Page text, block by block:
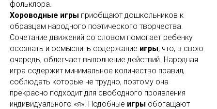
фольклора.
Хороводные игры приобщают дошкольников к
образцам народного поэтического творчества.
Сочетание движений со словом помогает ребенку
осознать и осмыслить содержание игры, что, в свою
очередь, облегчает выполнение действий. Народная
игра содержит минимальное количество правил,
соблюдать которые не трудно, поэтому она
прекрасно подходит для свободного проявления
индивидуального «я». Подобные игры обогащают